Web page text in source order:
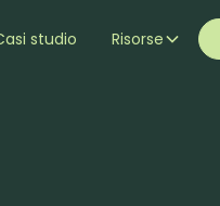
studio Risorse